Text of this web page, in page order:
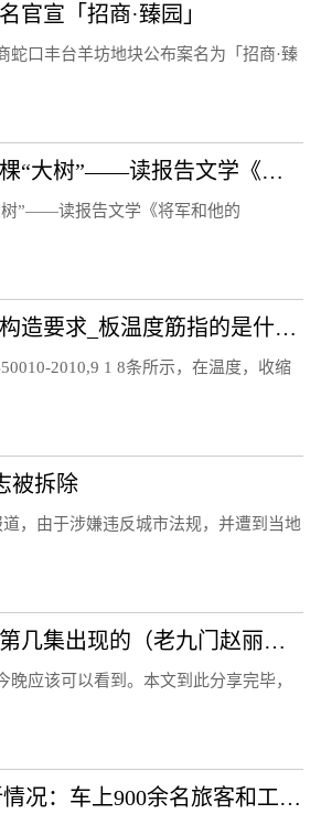
官宣「招商·臻园」
蛇口丰台羊坊地块公布案名为「招商·臻
种树的人也是一棵“大树”——读报告文学《将军和他的树》
树”——读报告文学《将军和他的
板设置温度筋的构造要求_板温度筋指的是什么筋
2010,9 1 8条所示，在温度，收缩
被拆除
，由于涉嫌违反城市法规，并遭到当地
老九门赵丽颖在第几集出现的（老九门赵丽颖第几集出现）
晚应该可以看到。本文到此分享完毕，
K396次列车最新情况：车上900余名旅客和工作人员全部平安